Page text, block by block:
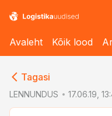
Avaleht Kõik lood
Tagasi
LENNUNDUS 17.06.19,